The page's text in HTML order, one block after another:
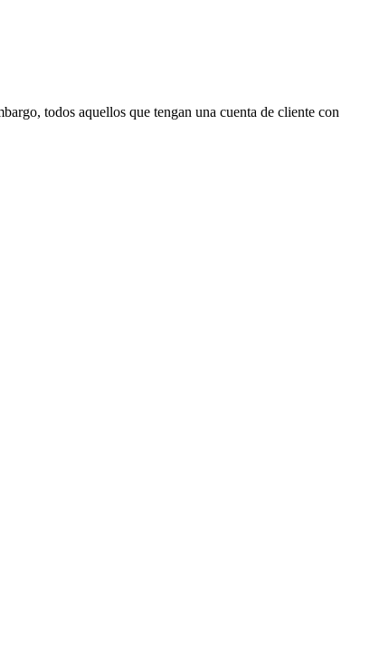
todos aquellos que tengan una cuenta de cliente con